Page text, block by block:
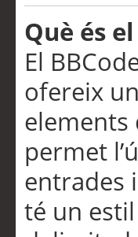
Què és
El
ofereix
elements
permet
entrades
té un